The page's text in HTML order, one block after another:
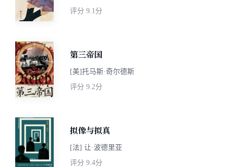
评分 9.1分
第三帝国
[美]托马斯·奇尔德斯
评分 9.2分
拟像与拟真
[法] 让·波德里亚
评分 9.4分